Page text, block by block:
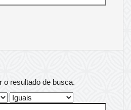
o resultado de busca.